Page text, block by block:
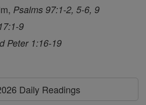
Psalms 97:1-2, 5-6, 9
9
Peter 1:16-19
Daily Readings